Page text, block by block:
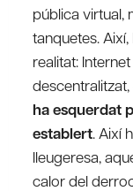
pública virtual,
tanquetes.
realitat:
ha esquerdat
establert. Així
lleugeresa,
calor del